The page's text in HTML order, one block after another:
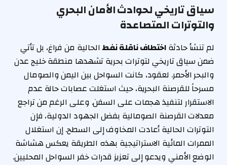
سياق تاريخي لحوادث الأمان البحري
والتوترات المتصاعدة
لم تنشأ حادثةاختطاف ناقلة نفط الحالية من فراغ، بل تأتي
ضمن سياق تاريخي لتوترات بحرية تشهدها منطقة خليج عدن
والبحر الأحمر. لعقود، كانت السواحل بين اليمن والصومال
مسرحاً للقرصنة البحرية، حيث استغلت عصابات حالة عدم
الاستقرار لتنفيذ هجمات على السفن. وعلى الرغم من تراجع
معدلات القرصنة الصومالية بفضل الجهود الدولية، فإن
التوترات الحالية أعادت المخاوف إلى السطح. إن استغلال
الممرات المائية الاستراتيجية بهذه الطريقة يعكس هشاشة
الوضع الأمني ويدعو إلى تعزيز قدرات خفر السواحل المحليين.